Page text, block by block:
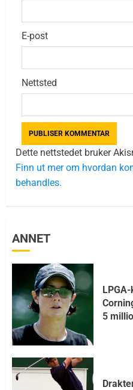
E-post
Nettsted
Dette nettstedet bruker
Finn ut mer om hvordan
behandles.
ANNET
5